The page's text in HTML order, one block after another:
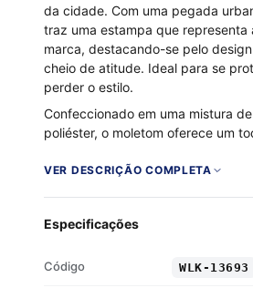
da cidade. Com uma pegada
traz uma estampa que representa
marca, destacando-se pelo
cheio de atitude. Ideal para se
perder o estilo.
Confeccionado em uma mistura
poliéster, o moletom oferece um
capuz com cordão de regulagem e
Walkind Logobox e eleve seu
Tecido 50% algodão e 50%
VER DESCRIÇÃO COMPLETA
Especificações
Código WLK-13693